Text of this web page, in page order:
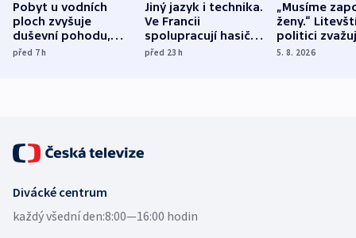
Pobyt u vodních
ploch zvyšuje
duševní pohodu,
ukázala
před 7h
Jiný jazyk i technika.
Ve Francii
spolupracují hasiči z
různých zemí
před 23h
„Musíme
ženy.“
politici
dohodu o
5. 8. 2026
Divácké centrum
každý všední den:8:00—16:00 hodin